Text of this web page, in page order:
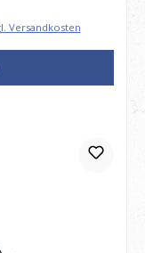
Versandkosten